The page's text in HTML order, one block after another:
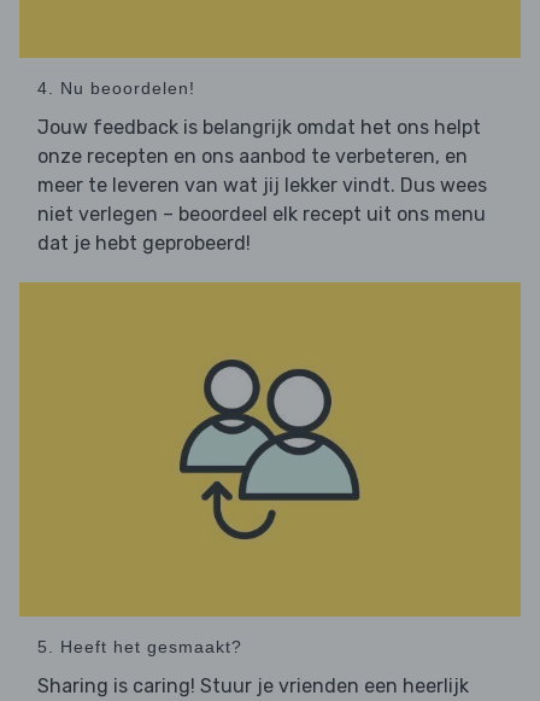
4. Nu beoordelen!
Jouw feedback is belangrijk omdat het ons helpt
onze recepten en ons aanbod te verbeteren, en
meer te leveren van wat jij lekker vindt. Dus wees
niet verlegen – beoordeel elk recept uit ons menu
dat je hebt geprobeerd!
5. Heeft het gesmaakt?
Sharing is caring! Stuur je vrienden een heerlijk